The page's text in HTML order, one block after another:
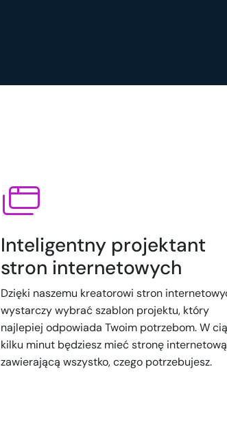
Inteligentny projektant
stron internetowych
Dzięki naszemu kreatorowi stron
wystarczy wybrać szablon projektu, który
najlepiej odpowiada Twoim potrzebom. W
kilku minut będziesz mieć stronę internetową
zawierającą wszystko, czego potrzebujesz.